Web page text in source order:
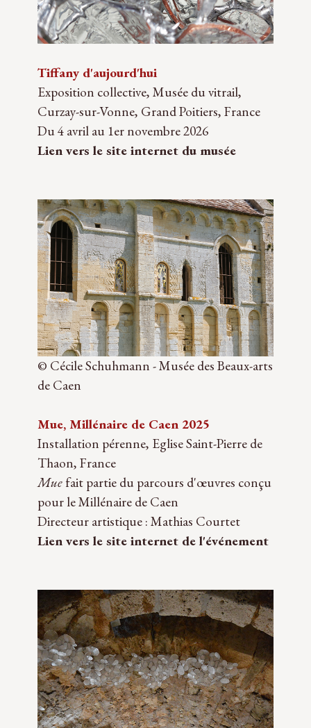
Tiffany d'aujourd'hui
Exposition collective, Musée du vitrail,
Curzay-sur-Vonne, Grand Poitiers, France
Du 4 avril au 1er novembre 2026
Lien vers le site internet du musée
© Cécile Schuhmann - Musée des Beaux-arts
de Caen
Mue, Millénaire de Caen 2025
Installation pérenne, Eglise Saint-Pierre de
Thaon, France
Mue fait partie du parcours d'œuvres conçu
pour le Millénaire de Caen
Directeur artistique : Mathias Courtet
Lien vers le site internet de l'événement